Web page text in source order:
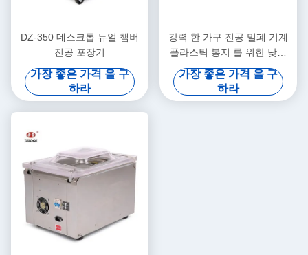
DZ-350 데스크톱 듀얼 챔버
진공 포장기
가장 좋은 가격 을 구
하라
강력 한 가구 진공 밀폐 기계
플라스틱 봉지 를 위한 낮은
소음
가장 좋은 가격 을 구
하라